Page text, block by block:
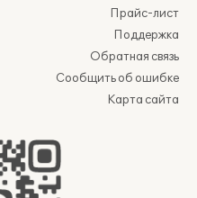
Прайс-лист
Поддержка
Обратная связь
Сообщить об ошибке
Карта сайта